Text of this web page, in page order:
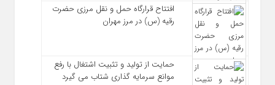
افتتاح قرارگاه حمل‌ و نقل مرزی حضرت
رقیه (س) در مرز مهران
حمایت از تولید و تثبیت اشتغال با رفع
موانع سرمایه‌ گذاری شتاب می‌ گیرد